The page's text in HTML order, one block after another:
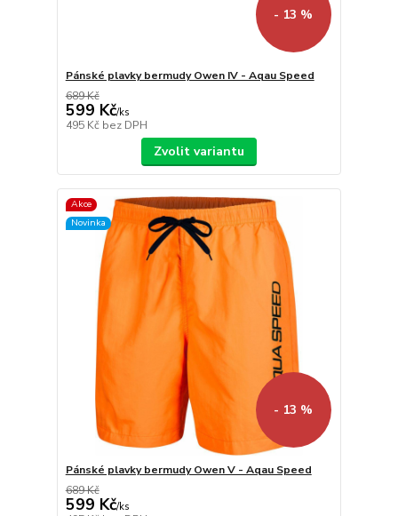
- 13 %
Pánské plavky bermudy Owen IV - Aqau Speed
689 Kč
599 Kč/ks
495 Kč bez DPH
Zvolit variantu
Akce
Novinka
- 13 %
Pánské plavky bermudy Owen V - Aqau Speed
689 Kč
599 Kč/ks